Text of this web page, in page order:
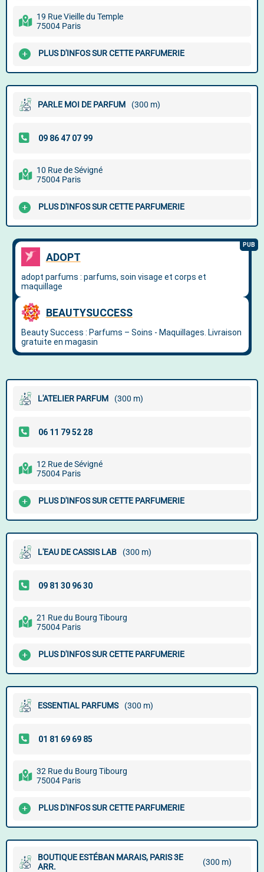
19 Rue Vieille du Temple
75004 Paris
PLUS D'INFOS SUR CETTE PARFUMERIE
PARLE MOI DE PARFUM (300 m)
10 Rue de Sévigné
75004 Paris
PLUS D'INFOS SUR CETTE PARFUMERIE
L'ATELIER PARFUM (300 m)
12 Rue de Sévigné
75004 Paris
PLUS D'INFOS SUR CETTE PARFUMERIE
L'EAU DE CASSIS LAB (300 m)
21 Rue du Bourg Tibourg
75004 Paris
PLUS D'INFOS SUR CETTE PARFUMERIE
ESSENTIAL PARFUMS (300 m)
32 Rue du Bourg Tibourg
75004 Paris
PLUS D'INFOS SUR CETTE PARFUMERIE
BOUTIQUE ESTÉBAN MARAIS, PARIS 3E
ARR.
(300 m)